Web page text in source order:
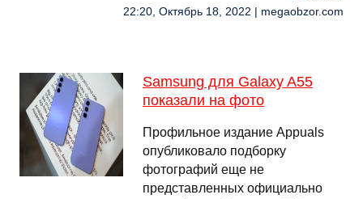
22:20, Октябрь 18, 2022 | megaobzor.com
Samsung для Galaxy A55
показали на фото
Профильное издание Appuals
опубликовало подборку
фотографий еще не
представленных официально